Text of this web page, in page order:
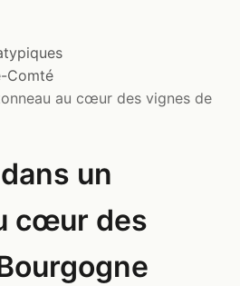
Comté
au cœur des vignes de
un
cœur des